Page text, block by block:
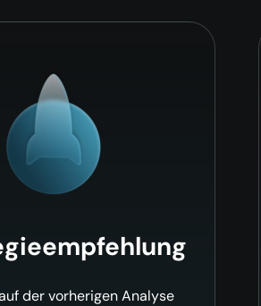
der vorherigen Analyse